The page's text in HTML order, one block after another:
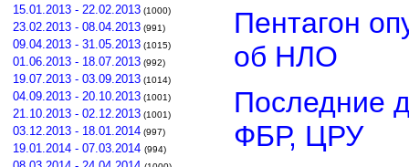
15.01.2013 - 22.02.2013 (1000)
23.02.2013 - 08.04.2013 (991)
09.04.2013 - 31.05.2013 (1015)
01.06.2013 - 18.07.2013 (992)
19.07.2013 - 03.09.2013 (1014)
04.09.2013 - 20.10.2013 (1001)
21.10.2013 - 02.12.2013 (1001)
03.12.2013 - 18.01.2014 (997)
19.01.2014 - 07.03.2014 (994)
Пентагон
об НЛО
Последние
ФБР, ЦРУ